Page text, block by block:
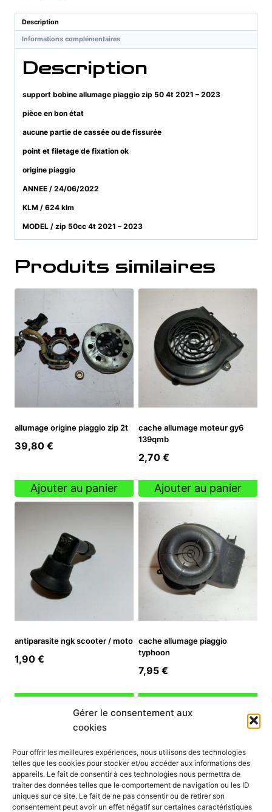
Gérer le consentement aux
cookies
Pour offrir les meilleures expériences, nous utilisons des technologies
telles que les cookies pour stocker et/ou accéder aux informations des
appareils. Le fait de consentir à ces technologies nous permettra de
traiter des données telles que le comportement de navigation ou les ID
uniques sur ce site. Le fait de ne pas consentir ou de retirer son
consentement peut avoir un effet négatif sur certaines caractéristiques
zip
50
2023
Description
Informations complémentaires
Description
support bobine allumage piaggio zip 50 4t 2021 – 2023
pièce en bon état
aucune partie de cassée ou de fissurée
point et filetage de fixation ok
origine piaggio
ANNEE / 24/06/2022
KLM / 624 klm
MODEL / zip 50cc 4t 2021 – 2023
Produits similaires
allumage origine piaggio zip 2t
39,80 €
Ajouter au panier
cache allumage moteur gy6
139qmb
2,70 €
Ajouter au panier
antiparasite ngk scooter / moto
1,90 €
cache allumage piaggio
typhoon
7,95 €
INFORMATION
Mon compte
Nous contacter
Mode paiement